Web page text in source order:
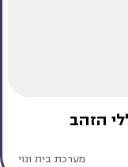
הזהב
מערכת בית ונוי